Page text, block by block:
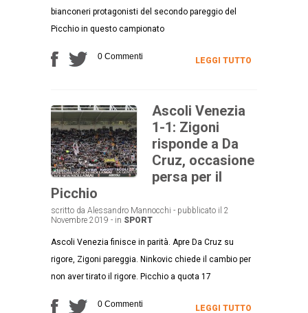
bianconeri protagonisti del secondo pareggio del
Picchio in questo campionato
0 Commenti LEGGI TUTTO
Ascoli Venezia
1-1: Zigoni
risponde a Da
Cruz, occasione
persa per il
Picchio
scritto da Alessandro Mannocchi - pubblicato il 2
Novembre 2019 - in SPORT
Ascoli Venezia finisce in parità. Apre Da Cruz su
rigore, Zigoni pareggia. Ninkovic chiede il cambio per
non aver tirato il rigore. Picchio a quota 17
0 Commenti LEGGI TUTTO